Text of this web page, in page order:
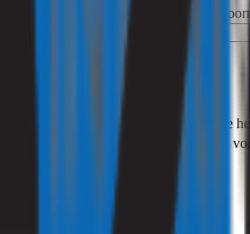
Waar kunnen wij u mee
met de directe aankoop van dit product